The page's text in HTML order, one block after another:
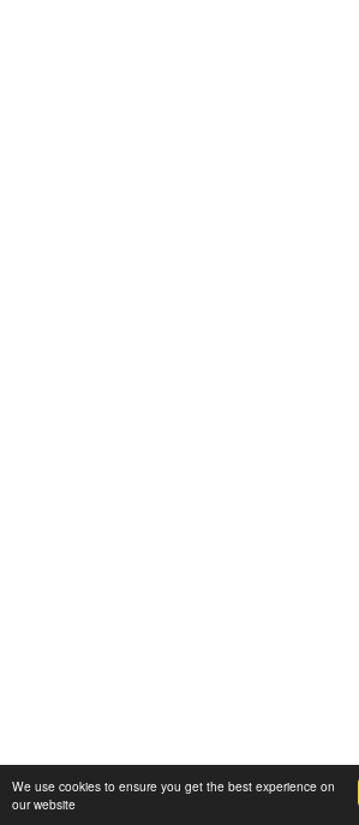
We use cookies to ensure you get the best experience on
our website